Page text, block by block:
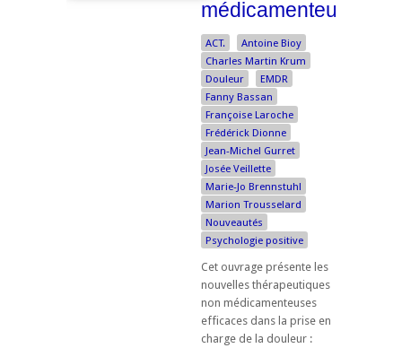
médicamenteuses
ACT.
Antoine Bioy
Charles Martin Krum
Douleur
EMDR
Fanny Bassan
Françoise Laroche
Frédérick Dionne
Jean-Michel Gurret
Josée Veillette
Marie-Jo Brennstuhl
Marion Trousselard
Nouveautés
Psychologie positive
Cet ouvrage présente les
nouvelles thérapeutiques
non médicamenteuses
efficaces dans la prise en
charge de la douleur :